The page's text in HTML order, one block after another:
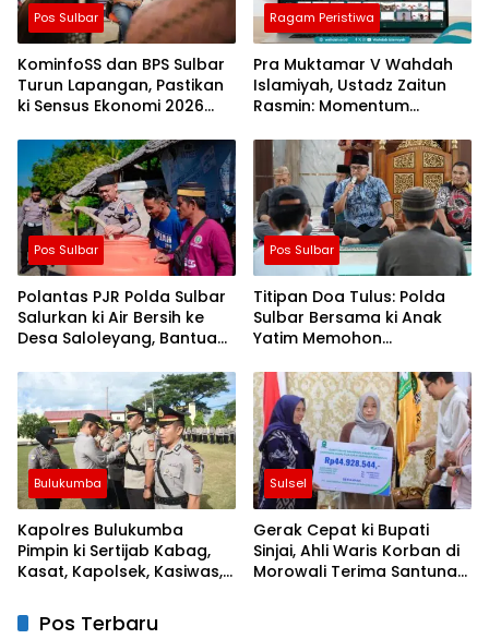
Pos Sulbar
KominfoSS dan BPS Sulbar
Turun Lapangan, Pastikan
ki Sensus Ekonomi 2026
Akurat
Ragam Peristiwa
Pra Muktamar V Wahdah
Islamiyah, Ustadz Zaitun
Rasmin: Momentum
Evaluasi Perjalanan
Dakwah
Pos Sulbar
Polantas PJR Polda Sulbar
Salurkan ki Air Bersih ke
Desa Saloleyang, Bantuan
Kemarau
Pos Sulbar
Titipan Doa Tulus: Polda
Sulbar Bersama ki Anak
Yatim Memohon
Negeri
Bulukumba
Kapolres Bulukumba
Pimpin ki Sertijab Kabag,
Kasat, Kapolsek, Kasiwas,
Sulsel
Gerak Cepat ki Bupati
Sinjai, Ahli Waris Korban di
Morowali Terima Santunan
Pos Terbaru